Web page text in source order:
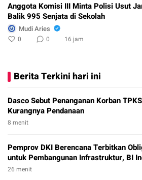
Anggota Komisi III Minta Polisi Usut
Balik 995 Senjata di Sekolah
Mudi Aries
0 0 16 jam
Berita Terkini hari ini
Dasco Sebut Penanganan Korban
Kurangnya Pendanaan
8 menit
Pemprov DKI Berencana Terbitkan
untuk Pembangunan Infrastruktur, BI
26 menit